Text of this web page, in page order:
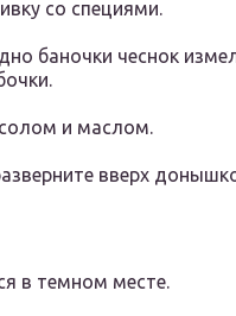
со специями.
баночки чеснок
и маслом.
вверх
в темном месте.